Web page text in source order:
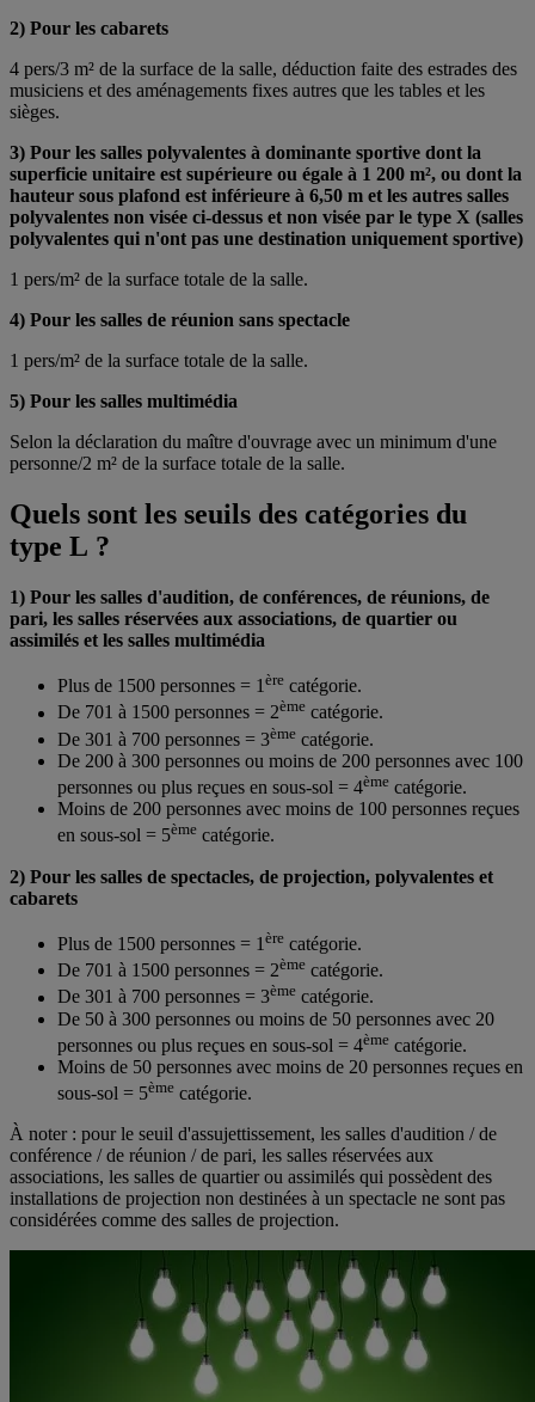
2) Pour les cabarets
4 pers/3 m² de la surface de la salle, déduction faite des estrades des
musiciens et des aménagements fixes autres que les tables et les
sièges.
3) Pour les salles polyvalentes à dominante sportive dont la
superficie unitaire est supérieure ou égale à 1 200 m², ou dont la
hauteur sous plafond est inférieure à 6,50 m et les autres salles
polyvalentes non visée ci-dessus et non visée par le type X (salles
polyvalentes qui n'ont pas une destination uniquement sportive)
1 pers/m² de la surface totale de la salle.
4) Pour les salles de réunion sans spectacle
1 pers/m² de la surface totale de la salle.
5) Pour les salles multimédia
Selon la déclaration du maître d'ouvrage avec un minimum d'une
personne/2 m² de la surface totale de la salle.
Quels sont les seuils des catégories du
type L ?
1) Pour les salles d'audition, de conférences, de réunions, de
pari, les salles réservées aux associations, de quartier ou
assimilés et les salles multimédia
Plus de 1500 personnes = 1 ère catégorie.
De 701 à 1500 personnes = 2ème catégorie.
De 301 à 700 personnes = 3ème catégorie.
De 200 à 300 personnes ou moins de 200 personnes avec 100
personnes ou plus reçues en sous-sol = 4ème catégorie.
Moins de 200 personnes avec moins de 100 personnes reçues
en sous-sol = 5ème catégorie.
2) Pour les salles de spectacles, de projection, polyvalentes et
cabarets
Plus de 1500 personnes = 1 ère catégorie.
De 701 à 1500 personnes = 2ème catégorie.
De 301 à 700 personnes = 3ème catégorie.
De 50 à 300 personnes ou moins de 50 personnes avec 20
personnes ou plus reçues en sous-sol = 4ème catégorie.
Moins de 50 personnes avec moins de 20 personnes reçues en
sous-sol = 5ème catégorie.
À noter : pour le seuil d'assujettissement, les salles d'audition / de
conférence / de réunion / de pari, les salles réservées aux
associations, les salles de quartier ou assimilés qui possèdent des
installations de projection non destinées à un spectacle ne sont pas
considérées comme des salles de projection.